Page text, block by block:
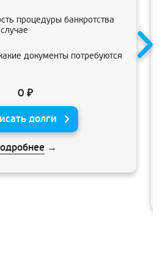
процедуры банкротства
документы потребуются
0 ₽
долги
→